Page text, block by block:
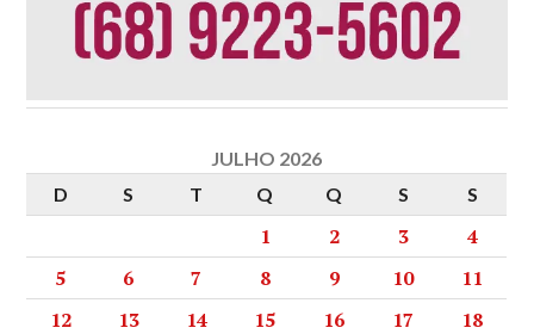
JULHO 2026
D
S T Q Q S S
1 2 3
4
5
6 7 8 9 10
11
12
13 14 15 16 17
18